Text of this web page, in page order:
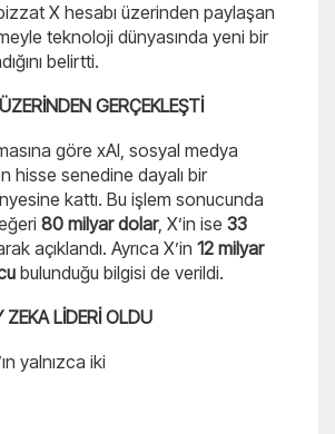
X hesabı üzerinden paylaşan
teknoloji dünyasında yeni bir
belirtti.
GERÇEKLEŞTİ
göre xAI, sosyal medya
hisse senedine dayalı bir
kattı. Bu işlem sonucunda
80 milyar dolar, X’in ise 33
açıklandı. Ayrıca X’in 12 milyar
bulunduğu bilgisi de verildi.
ZEKA LİDERİ OLDU
yalnızca iki